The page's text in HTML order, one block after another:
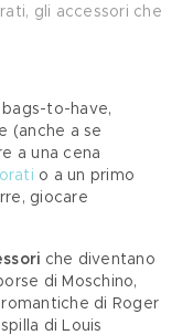
gli accessori che
to-have,
(anche a se
a una cena
o a un primo
giocare
che diventano
di Moschino,
di Roger
di Louis